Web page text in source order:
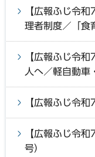
【広報ふじ令
理者制度／「食
【広報ふじ令
人へ／軽自動車
【広報ふじ令
【広報ふじ令
号）